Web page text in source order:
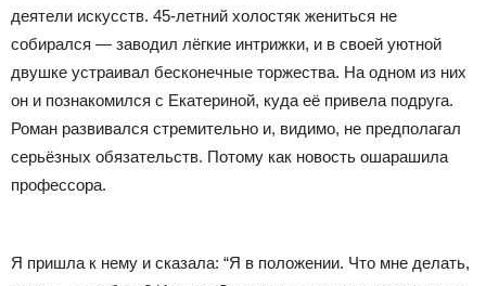
деятели искусств. 45-летний холостяк жениться не
собирался — заводил лёгкие интрижки, и в своей уютной
двушке устраивал бесконечные торжества. На одном из них
он и познакомился с Екатериной, куда её привела подруга.
Роман развивался стремительно и, видимо, не предполагал
серьёзных обязательств. Потому как новость ошарашила
профессора.
Я пришла к нему и сказала: “Я в положении. Что мне делать,